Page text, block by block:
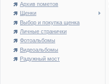
Архив пометов
Щенки
Выбор и покупка щенка
Личные странички
Фотоальбомы
Видеоальбомы
Радужный мост